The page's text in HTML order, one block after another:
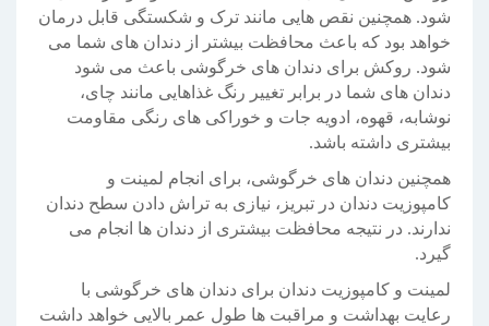
شود. همچنین نقص هایی مانند ترک و شکستگی قابل درمان
خواهد بود که باعث محافظت بیشتر از دندان های شما می
شود. روکش برای دندان های خرگوشی باعث می شود
دندان های شما در برابر تغییر رنگ غذاهایی مانند چای،
نوشابه، قهوه، ادویه جات و خوراکی های رنگی مقاومت
بیشتری داشته باشد.
همچنین دندان های خرگوشی، برای انجام لمینت و
کامپوزیت دندان در تبریز، نیازی به تراش دادن سطح دندان
ندارند. در نتیجه محافظت بیشتری از دندان ها انجام می
گیرد.
لمینت و کامپوزیت دندان برای دندان های خرگوشی با
رعایت بهداشت و مراقبت ها طول عمر بالایی خواهد داشت